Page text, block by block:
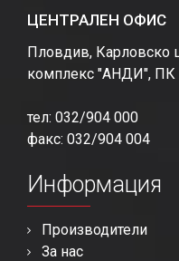
ЦЕНТРАЛЕН ОФИС
Пловдив, Карловско
комплекс "АНДИ", ПК
тел: 032/904 000
факс: 032/904 004
Информация
Производители
За нас